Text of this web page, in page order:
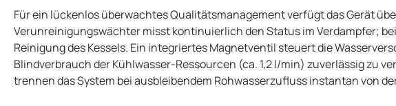
Für ein lückenlos überwachtes Qualitätsmanagement verfügt das Gerät
Verunreinigungswächter misst kontinuierlich den Status im Verdampfer;
Reinigung des Kessels. Ein integriertes Magnetventil steuert die
Blindverbrauch der Kühlwasser-Ressourcen (ca. 1,2 l/min) zuverlässig zu
trennen das System bei ausbleibendem Rohwasserzufluss instantan von